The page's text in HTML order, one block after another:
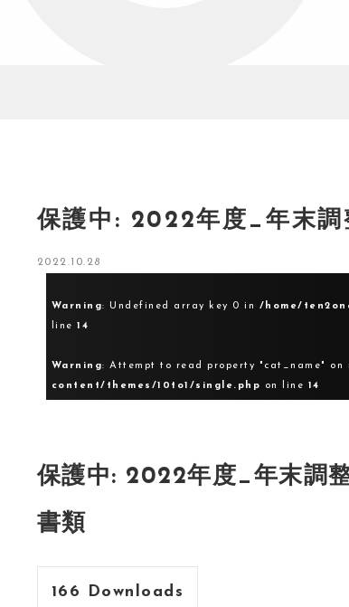
保護中: 2022年度_年末調
2022.10.28
Warning: Undefined array key 0 in /home/
line14
Warning: Attempt to read property "cat_name" on
content/themes/10to1/single.php
on line 14
保護中: 2022年度_年末調
書類
166 Downloads